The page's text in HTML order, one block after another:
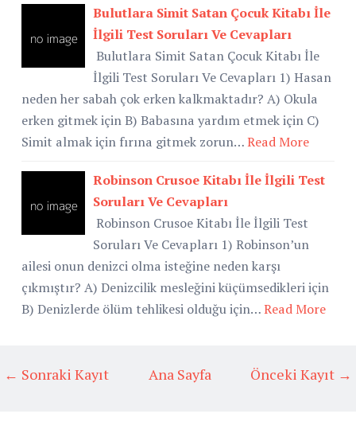
Bulutlara Simit Satan Çocuk Kitabı İle
İlgili Test Soruları Ve Cevapları
Bulutlara Simit Satan Çocuk Kitabı İle
İlgili Test Soruları Ve Cevapları 1) Hasan
neden her sabah çok erken kalkmaktadır? A) Okula
erken gitmek için B) Babasına yardım etmek için C)
Simit almak için fırına gitmek zorun…Read More
Robinson Crusoe Kitabı İle İlgili Test
Soruları Ve Cevapları
Robinson Crusoe Kitabı İle İlgili Test
Soruları Ve Cevapları 1) Robinson’un
ailesi onun denizci olma isteğine neden karşı
çıkmıştır? A) Denizcilik mesleğini küçümsedikleri için
B) Denizlerde ölüm tehlikesi olduğu için…Read More
← Sonraki Kayıt Önceki Kayıt →
Ana Sayfa